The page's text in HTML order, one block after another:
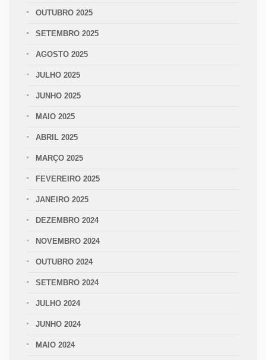
OUTUBRO 2025
SETEMBRO 2025
AGOSTO 2025
JULHO 2025
JUNHO 2025
MAIO 2025
ABRIL 2025
MARÇO 2025
FEVEREIRO 2025
JANEIRO 2025
DEZEMBRO 2024
NOVEMBRO 2024
OUTUBRO 2024
SETEMBRO 2024
JULHO 2024
JUNHO 2024
MAIO 2024